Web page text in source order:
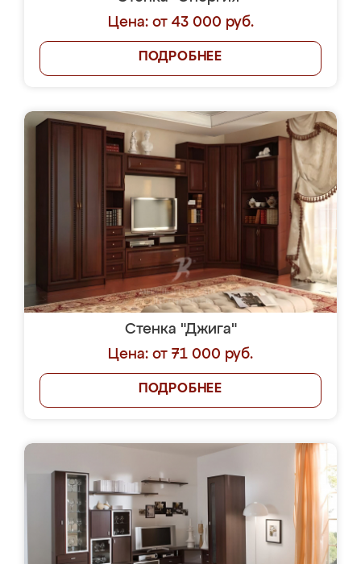
Цена: от 43 000 руб.
ПОДРОБНЕЕ
Стенка "Джига"
Цена: от 71 000 руб.
ПОДРОБНЕЕ